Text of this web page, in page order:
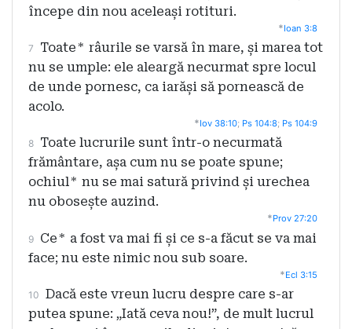
începe din nou aceleași rotituri.
*Ioan 3:8
7 Toate* râurile se varsă în mare, și marea tot
nu se umple: ele aleargă necurmat spre locul
de unde pornesc, ca iarăși să pornească de
acolo.
*Iov 38:10; Ps 104:8; Ps 104:9
8 Toate lucrurile sunt într-o necurmată
frământare, așa cum nu se poate spune;
ochiul* nu se mai satură privind și urechea
nu obosește auzind.
*Prov 27:20
9 Ce* a fost va mai fi și ce s-a făcut se va mai
face; nu este nimic nou sub soare.
*Ecl 3:15
10 Dacă este vreun lucru despre care s-ar
putea spune: „Iată ceva nou!”, de mult lucrul